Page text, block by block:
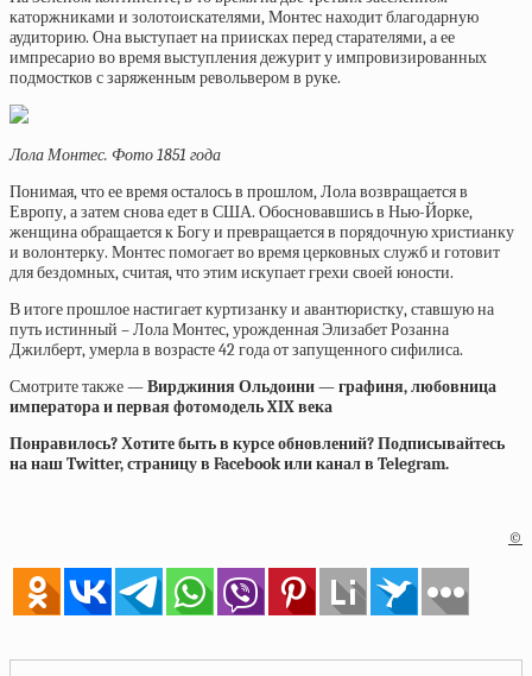
каторжниками и золотоискателями, Монтес находит благодарную
аудиторию. Она выступает на приисках перед старателями, а ее
импресарио во время выступления дежурит у импровизированных
подмостков с заряженным револьвером в руке.
Лола Монтес. Фото 1851 года
Понимая, что ее время осталось в прошлом, Лола возвращается в
Европу, а затем снова едет в США. Обосновавшись в Нью-Йорке,
женщина обращается к Богу и превращается в порядочную христианку
и волонтерку. Монтес помогает во время церковных служб и готовит
для бездомных, считая, что этим искупает грехи своей юности.
В итоге прошлое настигает куртизанку и авантюристку, ставшую на
путь истинный – Лола Монтес, урожденная Элизабет Розанна
Джилберт, умерла в возрасте 42 года от запущенного сифилиса.
Смотрите также —Вирджиния Ольдоини — графиня, любовница
императора и первая фотомодель XIX века
Понравилось? Хотите быть в курсе обновлений? Подписывайтесь
на наш Twitter, страницу в Facebook или канал в Telegram.
©